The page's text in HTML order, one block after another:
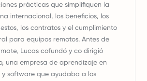
prácticas que simplifiquen la
internacional, los beneficios, los
los contratos y el cumplimiento
para equipos remotos. Antes de
Lucas cofundó y co dirigió
una empresa de aprendizaje en
y software que ayudaba a los